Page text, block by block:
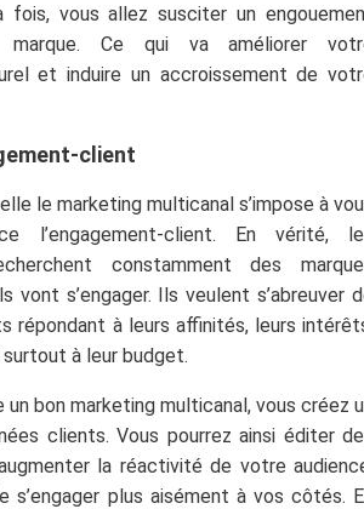
fois, vous allez susciter un
Ce qui va améliorer
et induire un accroissement de
client
le marketing multicanal s’impose à
l’engagement-client. En vérité,
constamment des
vont s’engager. Ils veulent s’abreuver
répondant à leurs affinités, leurs
à leur budget.
bon marketing multicanal, vous créez
clients. Vous pourrez ainsi éditer
la réactivité de votre
s’engager plus aisément à vos côtés.